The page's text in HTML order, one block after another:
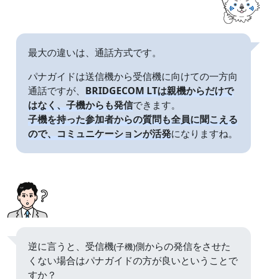
最大の違いは、通話方式です。
パナガイドは送信機から受信機に向けての一方向
通話ですが、 BRIDGECOM LTは親機からだけで
はなく、子機からも発信できます。
子機を持った参加者からの質問も全員に聞こえる
ので、コミュニケーションが活発になりますね。
逆に言うと、受信機(子機)側からの発信をさせた
くない場合はパナガイドの方が良いということで
すか？